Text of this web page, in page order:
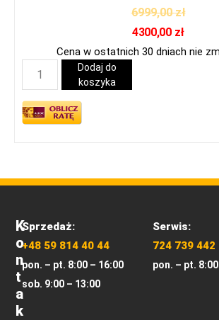
6999,00zł
4300,00 zł
Cena w ostatnich 30 dniach nie
Dodaj do
koszyka
K
O
N
T
A
K
Sprzedaż:
+48 59 814 40 44
pon. – pt. 8:00 – 16:00
sob. 9:00 – 13:00
Serwis:
724 739 442
pon. – pt.